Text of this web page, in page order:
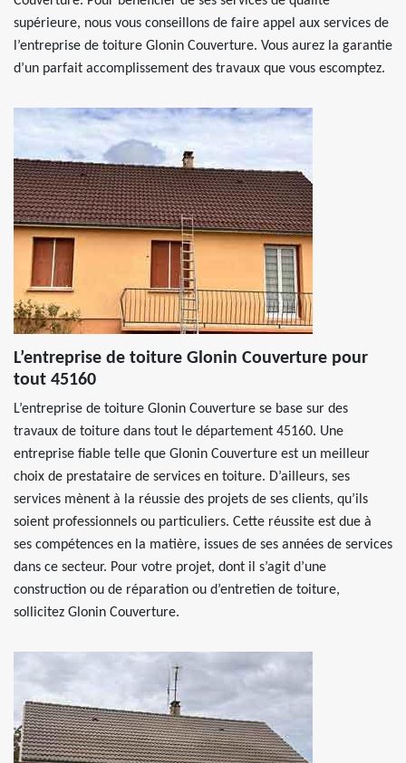
supérieure, nous vous conseillons de faire appel aux services de
l’entreprise de toiture Glonin Couverture. Vous aurez la garantie
d’un parfait accomplissement des travaux que vous escomptez.
L’entreprise de toiture Glonin Couverture pour
tout 45160
L’entreprise de toiture Glonin Couverture se base sur des
travaux de toiture dans tout le département 45160. Une
entreprise fiable telle que Glonin Couverture est un meilleur
choix de prestataire de services en toiture. D’ailleurs, ses
services mènent à la réussie des projets de ses clients, qu’ils
soient professionnels ou particuliers. Cette réussite est due à
ses compétences en la matière, issues de ses années de services
dans ce secteur. Pour votre projet, dont il s’agit d’une
construction ou de réparation ou d’entretien de toiture,
sollicitez Glonin Couverture.